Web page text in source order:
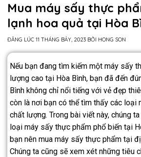
Mua máy sấy thực
lạnh hoa quả tại Hòa
ĐĂNG LÚC 11 THÁNG BẢY, 2023 BỞI HONG SON
Nếu bạn đang tìm kiếm một máy sấy
lượng cao tại Hòa Bình, bạn đã đến
Bình không chỉ nổi tiếng với vẻ đẹp
còn là nơi bạn có thể tìm thấy các loại
chất lượng. Trong bài viết này, chúng
loại máy sấy thực phẩm phổ biến tại
bạn nên mua máy sấy thực phẩm tại
Chúng ta cũng sẽ xem xét những tiêu